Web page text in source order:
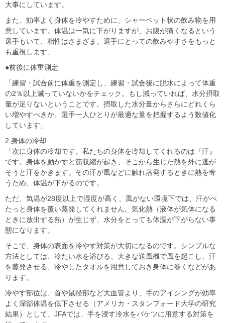
大事にしています。
また、効率よく身体を冷やすために、シャーベット状の飲み物を用
意しています。体温は一気に下がりますが、お腹が痛くなるという
選手もいて、相性はさまざま。選手にとっての飲みやすさをもっと
も重視します」
●前後に体重測定
「練習・試合前に体重を測定し、練習・試合後に脱水によって体重
の2％以上減っていないかをチェック。もし減っていれば、水分摂取
量が足りないということです。摂取した水分量からさらにどれくら
い増やすべきか、選手一人ひとりが最適な量を把握するよう数値化
しています」
2.身体の冷却
「次に身体の冷却です。私たちの身体を冷却してくれるのは『汗』
です。身体を動かすと筋収縮が起き、そこから生じた熱を外に逃が
そうと汗をかきます。その汗が風などに触れ蒸発するときに熱を奪
うため、体温が下がるのです。
ただ、気温が28度以上で湿度が高く、風がない環境下では、汗がべ
たっと身体を覆い蒸発してくれません。気化熱（液体が気体になる
ときに放出する熱）が生じず、水分をとっても体温が下がらない事
態になります。
そこで、身体の表面を冷やす対策が大切になるのです。シンプルな
方法としては、冷たい水を浴びる、大きな送風機で風を起こし、汗
を蒸発させる、冷やしたタオルを用意しておき身体に巻くなどがあ
ります。
冷やす部位は、首や鼠径部など大血管より、手のアイシングが効率
よく深部体温を低下させる（アメリカ・スタンフォード大学の研究
結果）として、JFAでは、手を浸す冷水をバケツに用意する対策を